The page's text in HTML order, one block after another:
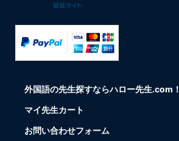
外国語の先生探すならハロー先生.com！
マイ先生カート
お問い合わせフォーム